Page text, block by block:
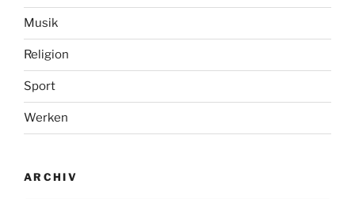
Musik
Religion
Sport
Werken
ARCHIV